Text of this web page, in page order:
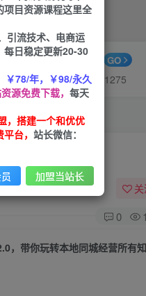
APP下载 GO
站长V：hu91275
有知识板块！
0
，带你玩转本地同城经营所有知
目资源课程这里全
引流技术、电商运
每日稳定更新20-30
￥78/年，￥98/永久
源免费下载， 每天
，搭建一个和优优
台， 站长微信：
加盟当站长